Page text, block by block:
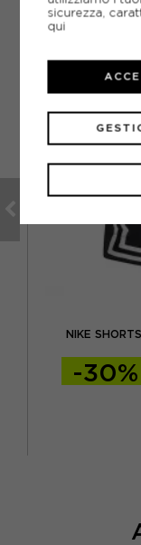
NIKE
-30%
sicurezza,
qui